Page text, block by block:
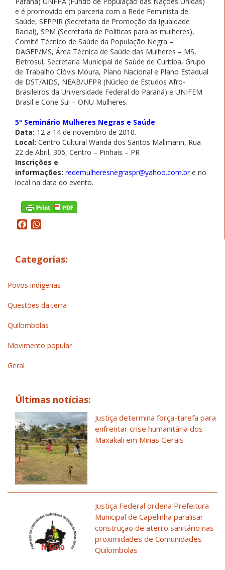
e é promovido em parceria com a Rede Feminista de
Saúde, SEPPIR (Secretaria de Promoção da Igualdade
Racial), SPM (Secretaria de Políticas para as mulheres),
Comitê Técnico de Saúde da População Negra –
DAGEP/MS, Área Técnica de Saúde das Mulheres – MS,
Eletrosul, Secretaria Municipal de Saúde de Curitiba, Grupo
de Trabalho Clóvis Moura, Plano Nacional e Plano Estadual
de DST/AIDS, NEAB/UFPR (Núcleo de Estudos Afro-
Brasileiros da Universidade Federal do Paraná) e UNIFEM
Brasil e Cone Sul – ONU Mulheres.
5º Seminário Mulheres Negras e Saúde
Data: 12 a 14 de novembro de 2010.
Local: Centro Cultural Wanda dos Santos Mallmann, Rua
22 de Abril, 305, Centro – Pinhais – PR
Inscrições e
informações: redemulheresnegraspr@yahoo.com.bre no
local na data do evento.
Facebook
Categorias:
Povos indígenas
Questões da terra
Quilombolas
Movimento popular
Geral
Últimas notícias:
Justiça determina força-tarefa para
enfrentar crise humanitária dos
Maxakali em Minas Gerais
Justiça Federal ordena Prefeitura
Municipal de Capelinha paralisar
construção de aterro sanitário nas
proximidades de Comunidades
Quilombolas